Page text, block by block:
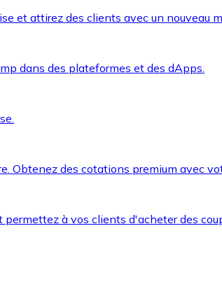
et attirez des clients avec un nouveau
dans des plateformes et des dApps.
Obtenez des cotations premium avec
à vos clients d'acheter des